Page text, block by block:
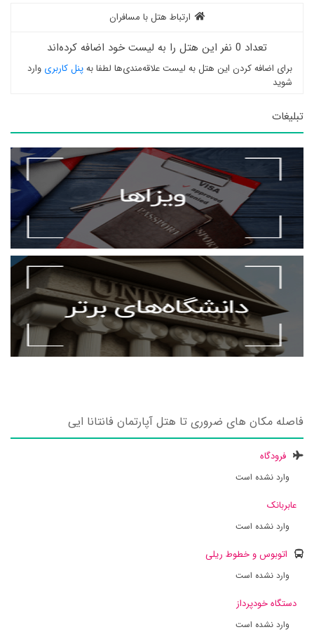
ارتباط هتل با مسافران
تعداد 0 نفر این هتل را به لیست خود اضافه کرده‌اند
برای اضافه کردن این هتل به لیست علاقه‌مندی‌ها لطفا بهپنل کاربری وارد
شوید
تبلیغات
فاصله مکان های ضروری تا هتل آپارتمان فانتانا ایی
فرودگاه
وارد نشده است
عابربانک
وارد نشده است
اتوبوس و خطوط ریلی
وارد نشده است
دستگاه خودپرداز
وارد نشده است